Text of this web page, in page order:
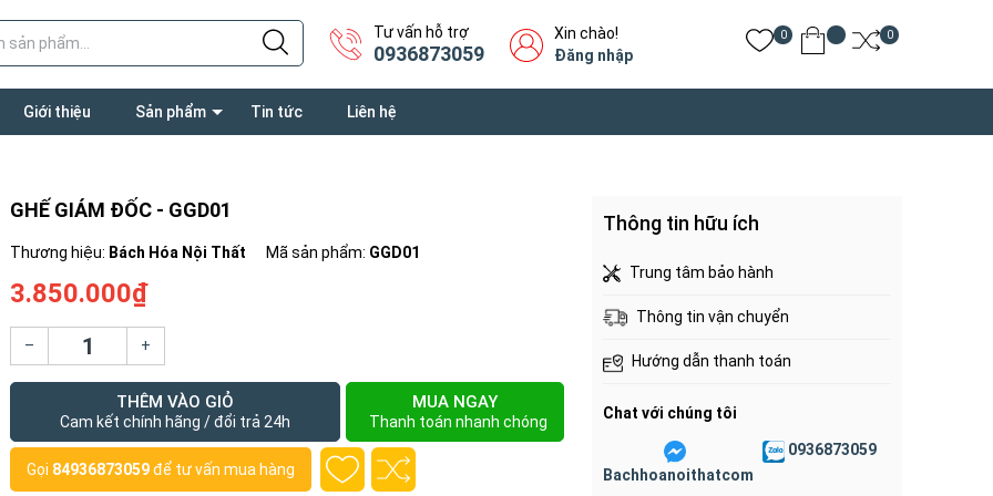
Tư vấn hỗ trợ
0936873059
Xin chào!
Đăng nhập
0 0
Giới thiệu Sản phẩm Tin tức Liên hệ
GHẾ GIÁM ĐỐC - GGD01
Thương hiệu: Bách Hóa Nội Thất Mã sản phẩm: GGD01
3.850.000₫
– +
THÊM VÀO GIỎ
Cam kết chính hãng / đổi trả 24h
MUA NGAY
Thanh toán nhanh chóng
Gọi 84936873059để tư vấn mua hàng
Thông tin hữu ích
Trung tâm bảo hành
Thông tin vận chuyển
Hướng dẫn thanh toán
Chat với chúng tôi
Bachhoanoithatcom
0936873059